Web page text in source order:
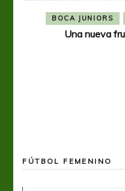
BOCA JUNIORS
Una nueva
FÚTBOL FEMENINO